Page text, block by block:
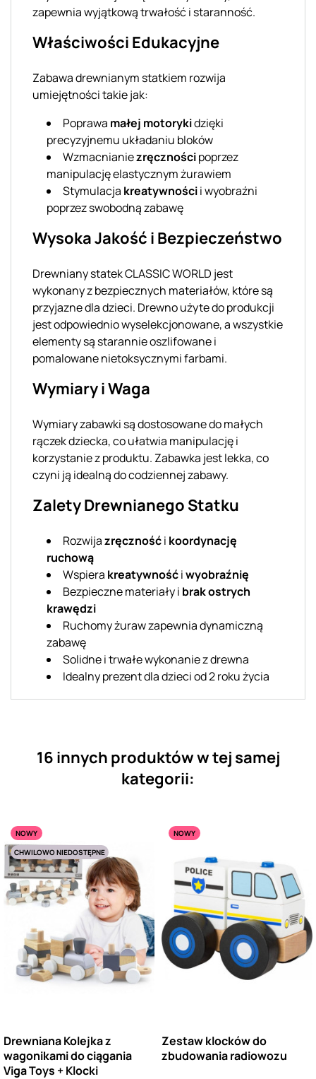
zapewnia wyjątkową trwałość i staranność.
Właściwości Edukacyjne
Zabawa drewnianym statkiem rozwija
umiejętności takie jak:
Poprawa małej motorykidzięki
precyzyjnemu układaniu bloków
Wzmacnianiezręcznościpoprzez
manipulację elastycznym żurawiem
Stymulacja kreatywnościi wyobraźni
poprzez swobodną zabawę
Wysoka Jakość i Bezpieczeństwo
Drewniany statek CLASSIC WORLD jest
wykonany z bezpiecznych materiałów, które są
przyjazne dla dzieci. Drewno użyte do produkcji
jest odpowiednio wyselekcjonowane, a wszystkie
elementy są starannie oszlifowane i
pomalowane nietoksycznymi farbami.
Wymiary i Waga
Wymiary zabawki są dostosowane do małych
rączek dziecka, co ułatwia manipulację i
korzystanie z produktu. Zabawka jest lekka, co
czyni ją idealną do codziennej zabawy.
Zalety Drewnianego Statku
Rozwijazręcznośći koordynację
ruchową
Wspiera kreatywnośćiwyobraźnię
Bezpieczne materiały i brak ostrych
krawędzi
Ruchomy żuraw zapewnia dynamiczną
zabawę
Solidne i trwałe wykonanie z drewna
Idealny prezent dla dzieci od 2 roku życia
16 innych produktów w tej samej
kategorii:
NOWY
CHWILOWO NIEDOSTĘPNE
Drewniana Kolejka z
wagonikami do ciągania
Viga Toys + Klocki
NOWY
Zestaw klocków do
zbudowania radiowozu